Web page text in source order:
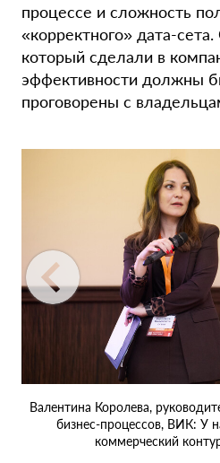
процессе и сложность
«корректного» дата-
который сделали в
эффективности должны
проговорены с
Валентина Королева,
бизнес-процессов, ВИК: У
коммерческий